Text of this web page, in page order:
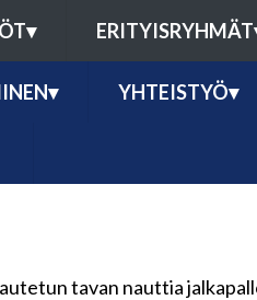
▾ ERITYISRYHMÄT
▾ YHTEISTYÖ▾
tavan nauttia